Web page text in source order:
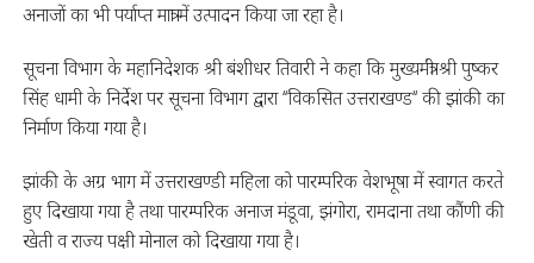
अनाजों का भी पर्याप्त मात्रा में उत्पादन किया जा रहा है।
सूचना विभाग के महानिदेशक श्री बंशीधर तिवारी ने कहा कि मुख्यमंत्री श्री पुष्कर
सिंह धामी के निर्देश पर सूचना विभाग द्वारा ‘‘विकसित उत्तराखण्ड‘‘ की झांकी का
निर्माण किया गया है।
झांकी के अग्र भाग में उत्तराखण्डी महिला को पारम्परिक वेशभूषा में स्वागत करते
हुए दिखाया गया है तथा पारम्परिक अनाज मंडूवा, झंगोरा, रामदाना तथा कौंणी की
खेती व राज्य पक्षी मोनाल को दिखाया गया है।